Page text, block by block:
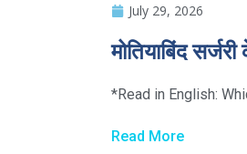
July 29, 2026
मोतियाबिंद
*Read in English:
Read More